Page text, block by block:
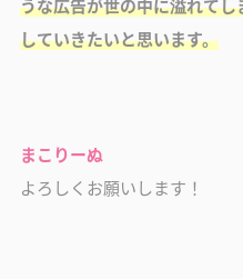
うな広告が世の中に溢れて
していきたいと思います。
まこりーぬ
よろしくお願いします！